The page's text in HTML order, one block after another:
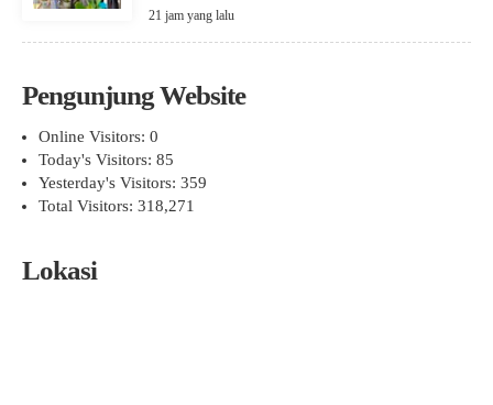
21 jam yang lalu
Pengunjung Website
Online Visitors: 0
Today's Visitors: 85
Yesterday's Visitors: 359
Total Visitors: 318,271
Lokasi